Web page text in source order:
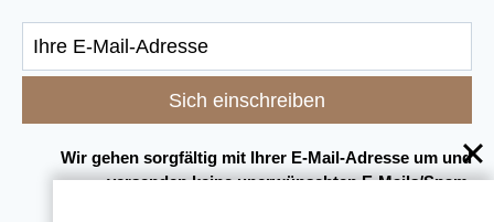
Wir gehen sorgfältig mit Ihrer E-Mail-Adresse um und
versenden keine unerwünschten E-Mails/Spam.